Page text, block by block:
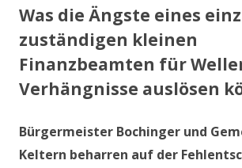
Was die Ängste eines
zuständigen kleinen
Finanzbeamten für
Verhängnisse auslösen
Bürgermeister Bochinger und
Keltern beharren auf der